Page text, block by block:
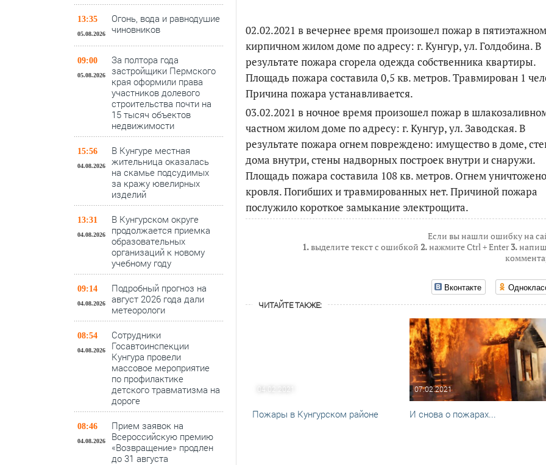
13:35
05.08.2026
Огонь, вода и равнодушие
чиновников
09:00
05.08.2026
За полтора года
застройщики Пермского
края оформили права
участников долевого
строительства почти на
15 тысяч объектов
недвижимости
15:56
04.08.2026
В Кунгуре местная
жительница оказалась
на скамье подсудимых
за кражу ювелирных
изделий
13:31
04.08.2026
В Кунгурском округе
продолжается приемка
образовательных
организаций к новому
учебному году
09:14
04.08.2026
Подробный прогноз на
август 2026 года дали
метеорологи
08:54
04.08.2026
Сотрудники
Госавтоинспекции
Кунгура провели
массовое мероприятие
по профилактике
детского травматизма на
дороге
08:46
04.08.2026
Прием заявок на
Всероссийскую премию
«Возвращение» продлен
до 31 августа
02.02.2021 в вечернее время произошел пожар в пятиэтажном
кирпичном жилом доме по адресу: г. Кунгур, ул. Голдобина. В
результате пожара сгорела одежда собственника квартиры.
Площадь пожара составила 0,5 кв. метров. Травмирован 1
Причина пожара устанавливается.
03.02.2021 в ночное время произошел пожар в
частном жилом доме по адресу: г. Кунгур, ул. Заводская. В
результате пожара огнем повреждено: имущество в доме,
дома внутри, стены надворных построек внутри и снаружи.
Площадь пожара составила 108 кв. метров. Огнем
кровля. Погибших и травмированных нет. Причиной пожара
послужило короткое замыкание электрощита.
Если вы нашли ошибку на
1.выделите текст с ошибкой 2.нажмите Ctrl + Enter3.
Вконтакте
ЧИТАЙТЕ ТАКЖЕ:
04.02.2021
Пожары в Кунгурском районе
07.02.2021
И снова о пожарах...